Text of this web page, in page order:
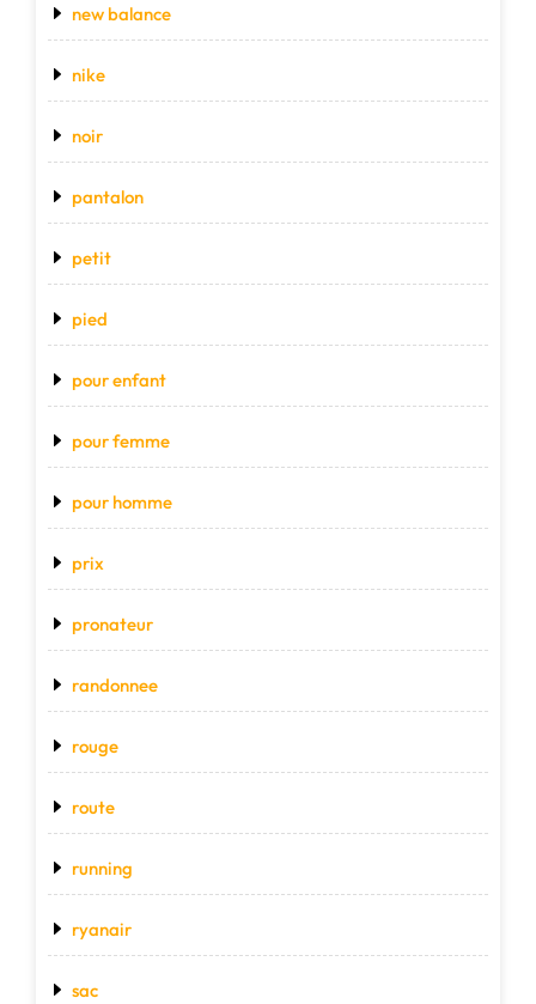
new balance
nike
noir
pantalon
petit
pied
pour enfant
pour femme
pour homme
prix
pronateur
randonnee
rouge
route
running
ryanair
sac